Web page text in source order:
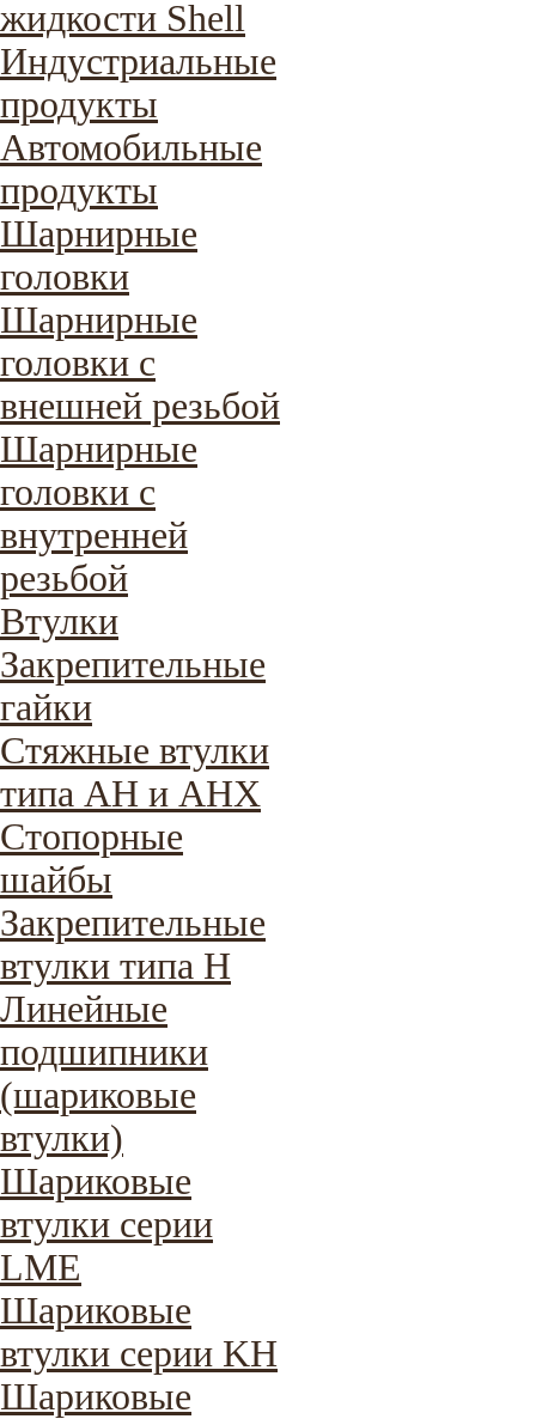
жидкости Shell
Индустриальные
продукты
Автомобильные
продукты
Шарнирные
головки
Шарнирные
головки с
внешней резьбой
Шарнирные
головки с
внутренней
резьбой
Втулки
Закрепительные
гайки
Стяжные втулки
типа AH и AHX
Стопорные
шайбы
Закрепительные
втулки типа H
Линейные
подшипники
(шариковые
втулки)
Шариковые
втулки серии
LME
Шариковые
втулки серии KH
Шариковые